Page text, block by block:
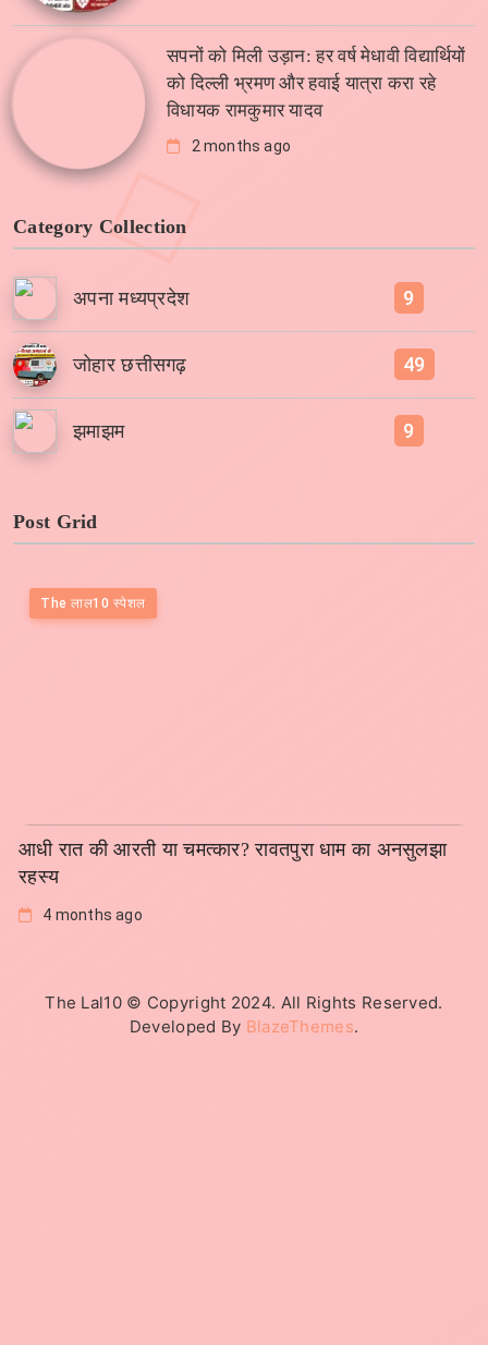
सपनों को मिली उड़ान: हर वर्ष मेधावी विद्यार्थियों
को दिल्ली भ्रमण और हवाई यात्रा करा रहे
विधायक रामकुमार यादव
2 months ago
Category Collection
अपना मध्यप्रदेश 9
जोहार छत्तीसगढ़ 49
झमाझम 9
Post Grid
The लाल10 स्पेशल
आधी रात की आरती या चमत्कार? रावतपुरा धाम का अनसुलझा
रहस्य
4 months ago
The Lal10 © Copyright 2024. All Rights Reserved.
Developed By BlazeThemes.